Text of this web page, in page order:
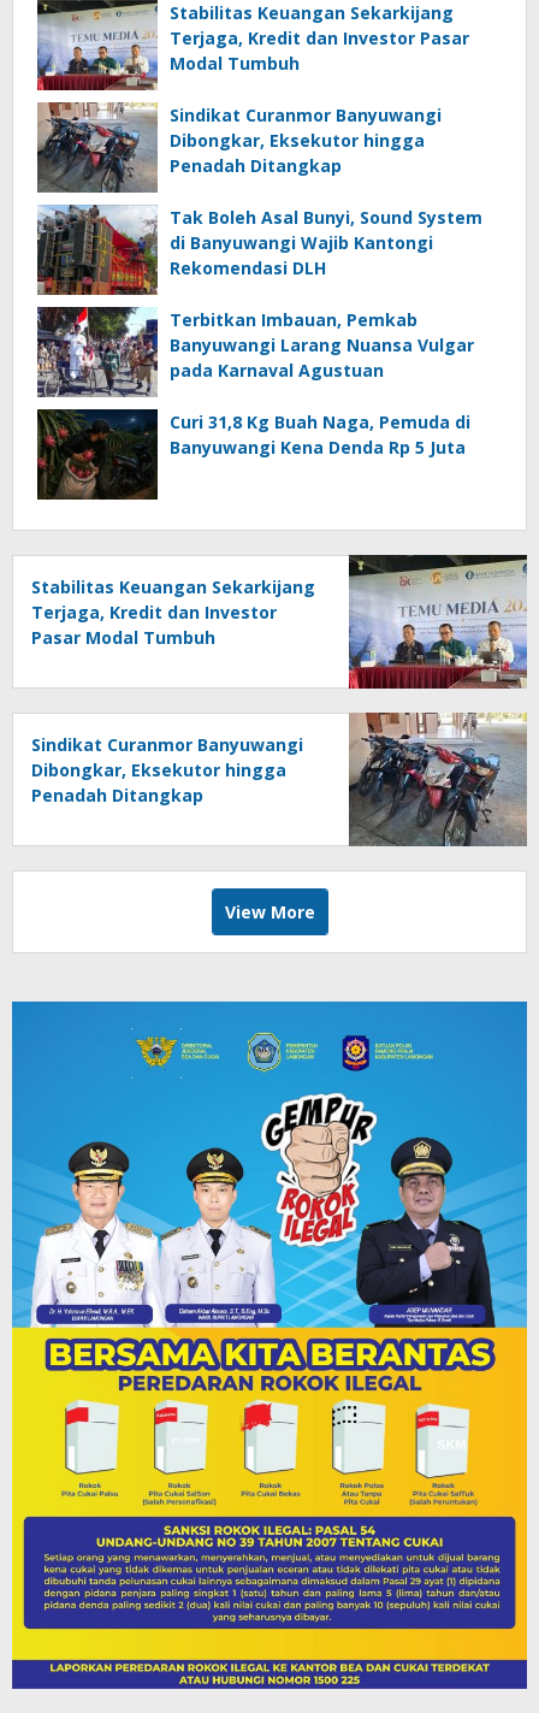
Stabilitas Keuangan Sekarkijang
Terjaga, Kredit dan Investor Pasar
Modal Tumbuh
Sindikat Curanmor Banyuwangi
Dibongkar, Eksekutor hingga
Penadah Ditangkap
Tak Boleh Asal Bunyi, Sound System
di Banyuwangi Wajib Kantongi
Rekomendasi DLH
Terbitkan Imbauan, Pemkab
Banyuwangi Larang Nuansa Vulgar
pada Karnaval Agustuan
Curi 31,8 Kg Buah Naga, Pemuda di
Banyuwangi Kena Denda Rp 5 Juta
Stabilitas Keuangan Sekarkijang
Terjaga, Kredit dan Investor
Pasar Modal Tumbuh
Sindikat Curanmor Banyuwangi
Dibongkar, Eksekutor hingga
Penadah Ditangkap
View More